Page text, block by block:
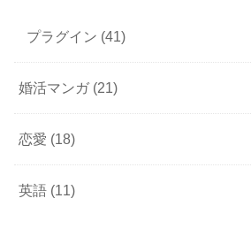
プラグイン (41)
婚活マンガ (21)
恋愛 (18)
英語 (11)